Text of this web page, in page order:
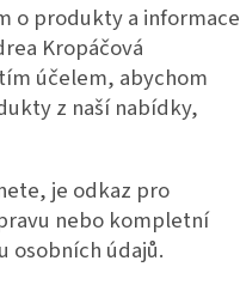
o produkty a informace
Kropáčová
účelem, abychom
z naší nabídky,
je odkaz pro
nebo kompletní
osobních údajů.